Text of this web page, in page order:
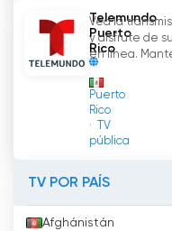
Univision Ver
línea
Telemundo
Puerto
Rico
Puerto
Rico
TV
pública
Vea la
y disfrute de
en línea.
TV POR PAÍS
Afghánistán